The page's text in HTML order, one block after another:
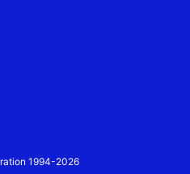
1994-2026